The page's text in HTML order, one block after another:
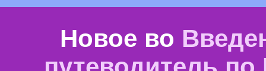
Новое во